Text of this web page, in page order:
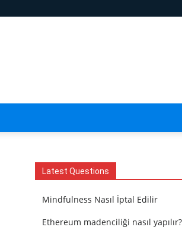
Latest Questions
Mindfulness Nasıl İptal Edilir
Ethereum madenciliği nasıl yapılır?